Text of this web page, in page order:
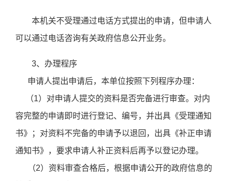
本机关不受理通过电话方式提出的申请，但申请人
可以通过电话咨询有关政府信息公开业务。
3、办理程序
申请人提出申请后，本单位按照下列程序办理：
（1）对申请人提交的资料是否完备进行审查。对内
容完整的申请即时进行登记、编号，并出具《受理通知
书》；对资料不完备的申请予以退回，出具《补正申请
通知书》，要求申请人补正资料后再予以登记办理。
（2）资料审查合格后，根据申请公开的政府信息的